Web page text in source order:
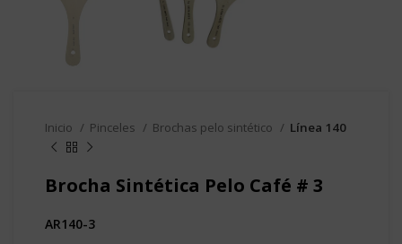
Inicio Pinceles Brochas pelo sintético Línea 140
Brocha Sintética Pelo Café # 3
AR140-3